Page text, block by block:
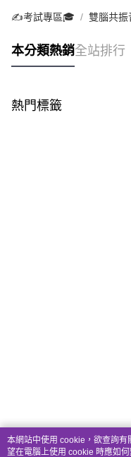
✍️考試專區🎓 雙腦共振
本分類熱銷全站排行
熱門標籤
本網站中使用 cookie，欲查詢
望在電腦上使用 cookie 時應如